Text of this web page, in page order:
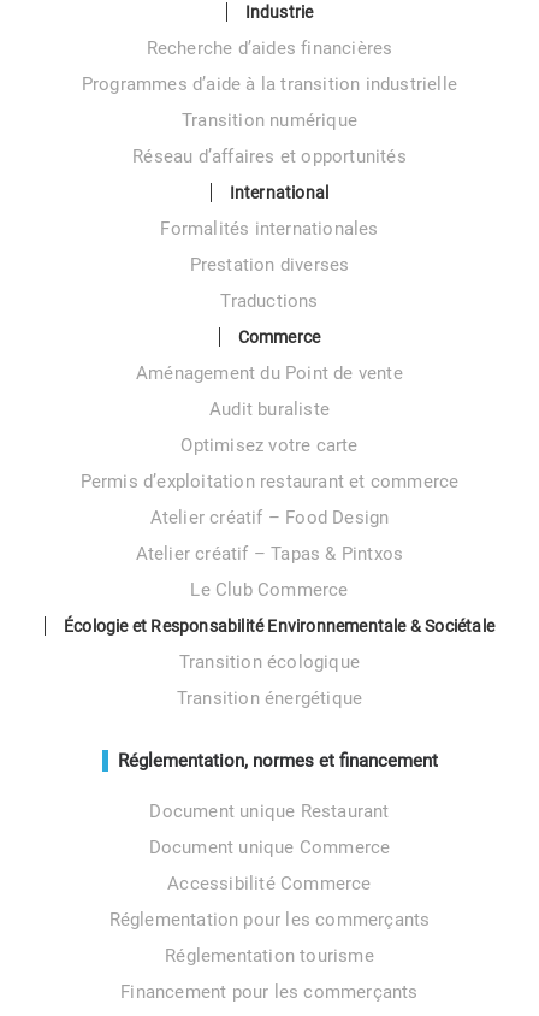
Industrie
Recherche d’aides financières
Programmes d’aide à la transition industrielle
Transition numérique
Réseau d’affaires et opportunités
International
Formalités internationales
Prestation diverses
Traductions
Commerce
Aménagement du Point de vente
Audit buraliste
Optimisez votre carte
Permis d’exploitation restaurant et commerce
Atelier créatif – Food Design
Atelier créatif – Tapas & Pintxos
Le Club Commerce
Écologie et Responsabilité Environnementale & Sociétale
Transition écologique
Transition énergétique
Réglementation, normes et financement
Document unique Restaurant
Document unique Commerce
Accessibilité Commerce
Réglementation pour les commerçants
Réglementation tourisme
Financement pour les commerçants